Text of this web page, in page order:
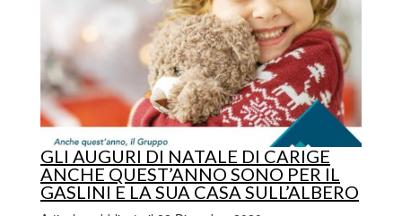
GLI AUGURI DI NATALE DI CARIGE
ANCHE QUEST’ANNO SONO PER IL
GASLINI E LA SUA CASA SULL’ALBERO